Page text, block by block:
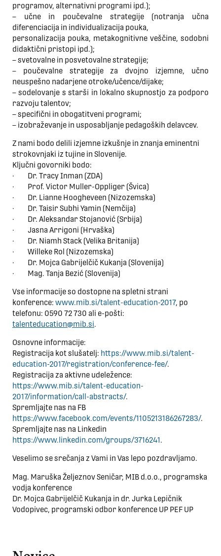
programov, alternativni programi ipd.);
– učne in poučevalne strategije (notranja učna
diferenciacija in individualizacija pouka,
personalizacija pouka, metakognitivne veščine, sodobni
didaktični pristopi ipd.);
– svetovalne in posvetovalne strategije;
– poučevalne strategije za dvojno izjemne, učno
neuspešno nadarjene otroke/učence/dijake;
– sodelovanje s starši in lokalno skupnostjo za podporo
razvoju talentov;
– specifični in obogatitveni programi;
– izobraževanje in usposabljanje pedagoških delavcev.
Z nami bodo delili izjemne izkušnje in znanja eminentni
strokovnjaki iz tujine in Slovenije.
Ključni govorniki bodo:
· Dr. Tracy Inman (ZDA)
· Prof. Victor Muller-Oppliger (Švica)
· Dr. Lianne Hoogheveen (Nizozemska)
· Dr. Taisir Subhi Yamin (Nemčija)
· Dr. Aleksandar Stojanović (Srbija)
· Jasna Arrigoni (Hrvaška)
· Dr. Niamh Stack (Velika Britanija)
· Willeke Rol (Nizozemska)
· Dr. Mojca Gabrijelčič Kukanja (Slovenija)
· Mag. Tanja Bezić (Slovenija)
Vse informacije so dostopne na spletni strani
konference: www.mib.si/talent-education-2017, po
telefonu: 0590 72 730 ali e-pošti:
talenteducation@mib.si.
Osnovne informacije:
Registracija kot slušatelj: https://www.mib.si/talent-
education-2017/registration/conference-fee/.
Registracija za aktivne udeležence:
https://www.mib.si/talent-education-
2017/information/call-abstracts/.
Spremljajte nas na FB
https://www.facebook.com/events/1105213186267283/.
Spremljajte nas na Linkedin
https://www.linkedin.com/groups/3716241.
Veselimo se srečanja z Vami in Vas lepo pozdravljamo.
Mag. Maruška Željeznov Seničar, MIB d.o.o., programska
vodja konference
Dr. Mojca Gabrijelčič Kukanja in dr. Jurka Lepičnik
Vodopivec, programski odbor konference UP PEF UP